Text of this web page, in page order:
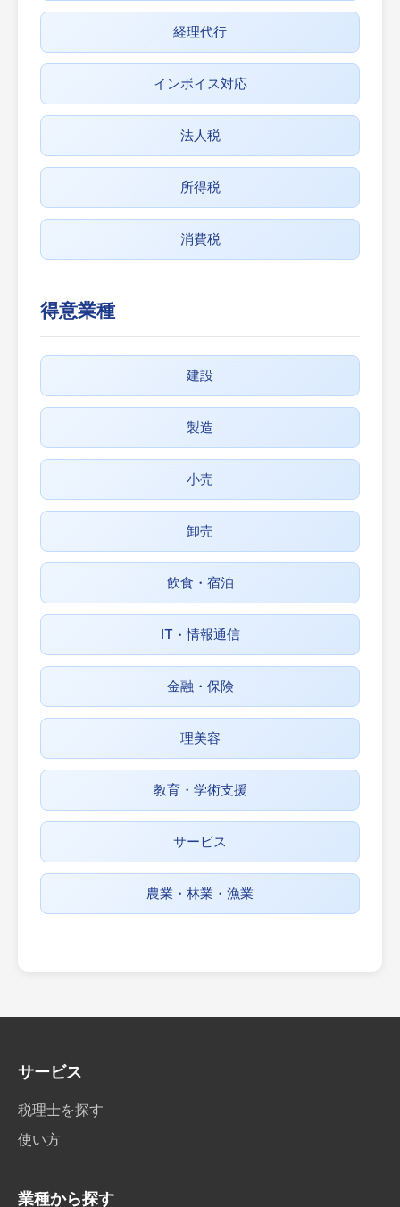
経理代行
インボイス対応
法人税
所得税
消費税
得意業種
建設
製造
小売
卸売
飲食・宿泊
IT・情報通信
金融・保険
理美容
教育・学術支援
サービス
農業・林業・漁業
サービス
税理士を探す
使い方
業種から探す